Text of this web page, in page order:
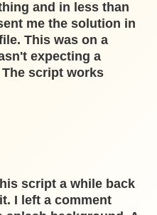
and in less than
me the solution in
This was on a
expecting a
script works
script a while back
I left a comment